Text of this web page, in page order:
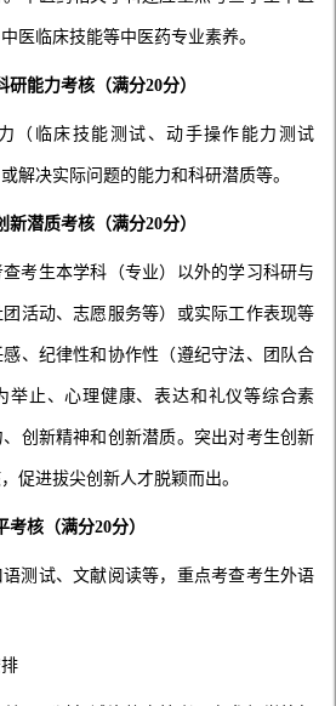
医临床技能等中医药专业素养。
研能力考核（满分20分）
（临床技能测试、动手操作能力测试
解决实际问题的能力和科研潜质等。
新潜质考核（满分20分）
考生本学科（专业）以外的学习科研与
活动、志愿服务等）或实际工作表现等
、纪律性和协作性（遵纪守法、团队合
举止、心理健康、表达和礼仪等综合素
创新精神和创新潜质。突出对考生创新
促进拔尖创新人才脱颖而出。
考核（满分20分）
测试、文献阅读等，重点考查考生外语